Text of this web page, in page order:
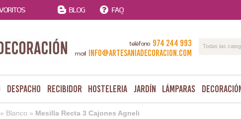
BLOG FAQ
teléfono 974 244 993
mail info@artesaniadecoracion.com
Todas las
Despacho Recibidor Hosteleria Jardín Lámparas
» Blanco » Mesilla Recta 3 Cajones Agneli